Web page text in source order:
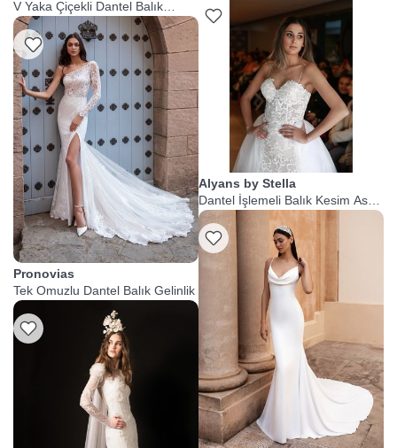
V Yaka Çiçekli Dantel Balık
Gelinlik
Pronovias
Tek Omuzlu Dantel Balık Gelinlik
Alyans by Stella
Dantel İşlemeli Balık Kesim Askılı
Gelinlik